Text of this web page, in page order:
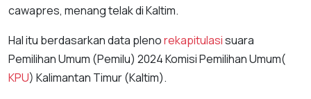
cawapres, menang telak di Kaltim.
Hal itu berdasarkan data plenorekapitulasisuara
Pemilihan Umum (Pemilu) 2024 Komisi Pemilihan Umum(
KPU) Kalimantan Timur (Kaltim).